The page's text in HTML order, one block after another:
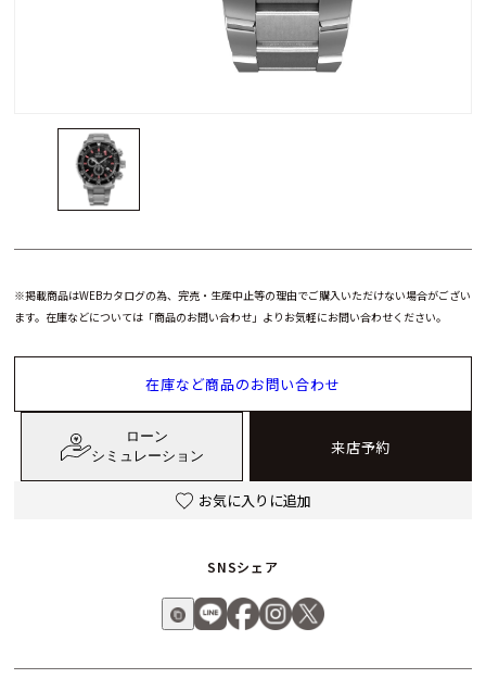
※掲載商品はWEBカタログの為、完売・生産中止等の理由でご購入いただけない場合がござい
ます。在庫などについては「商品のお問い合わせ」よりお気軽にお問い合わせください。
在庫など商品のお問い合わせ
ローン
シミュレーション
来店予約
お気に入りに追加
SNSシェア